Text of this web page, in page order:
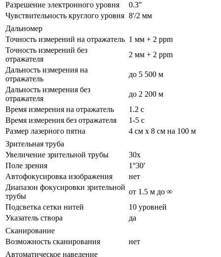
Разрешение электронного уровня
0.3"
Чувствительность круглого уровня 8'/2 мм
Дальномер
Точность измерений на отражатель 1 мм + 2 ppm
Точность измерений без
отражателя
2 мм + 2 ppm
Дальность измерения на
отражатель
до 5 500 м
Дальность измерения без
отражателя
до 2 200 м
Время измерения на отражатель
1.2 с
Время измерения без отражателя
1-5 с
Размер лазерного пятна
4 см x 8 см на 100 м
Зрительная труба
Увеличение зрительной трубы
30x
Поле зрения
1°30′
Автофокусировка изображения
нет
Диапазон фокусировки зрительной
трубы
от 1.5 м до ∞
Подсветка сетки нитей
10 уровней
Указатель створа
да
Сканирование
Возможность сканирования
нет
Автоматическое наведение